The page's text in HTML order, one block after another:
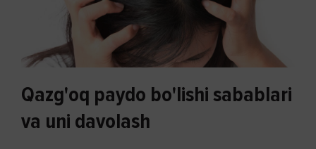
Qazg'oq paydo bo'lishi sabablari
va uni davolash